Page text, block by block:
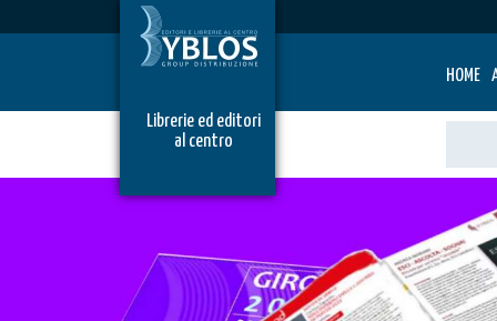
HOME
Librerie ed editori
al centro